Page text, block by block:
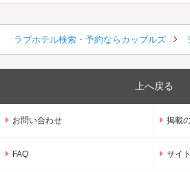
ラブホテル検索・予約ならカップルズ
上へ戻る
お問い合わせ 掲載
FAQ サイ